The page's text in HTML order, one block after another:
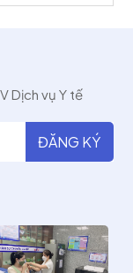
Dịch vụ Y tế